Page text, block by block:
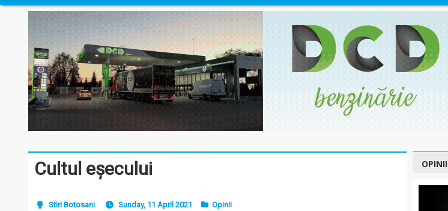
Cultul eșecului
Stiri Botosani Sunday, 11 April 2021 Opinii
OPINII